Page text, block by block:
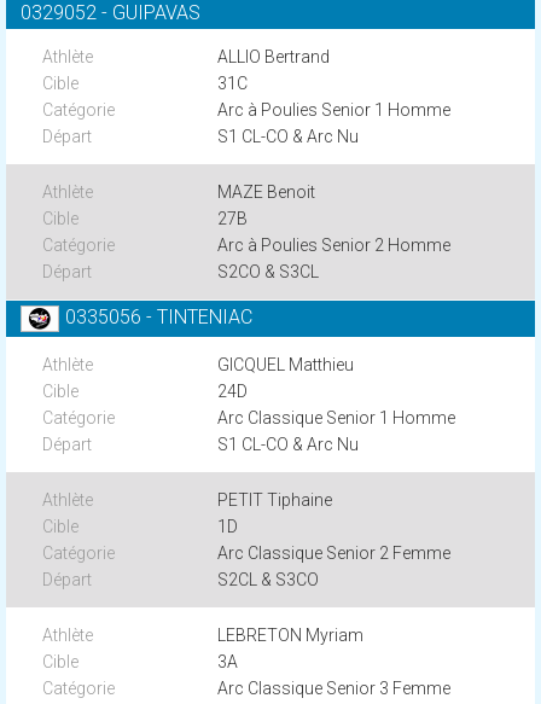
0329052 - GUIPAVAS
ALLIO Bertrand
31C
Arc à Poulies Senior 1 Homme
S1 CL-CO & Arc Nu
MAZE Benoit
27B
Arc à Poulies Senior 2 Homme
S2CO & S3CL
0335056 - TINTENIAC
GICQUEL Matthieu
24D
Arc Classique Senior 1 Homme
S1 CL-CO & Arc Nu
PETIT Tiphaine
1D
Arc Classique Senior 2 Femme
S2CL & S3CO
LEBRETON Myriam
3A
Arc Classique Senior 3 Femme